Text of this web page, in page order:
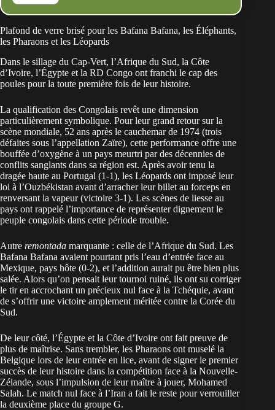
Plafond de verre brisé pour les Bafana Bafana, les Éléphants,
les Pharaons et les Léopards
Dans le sillage du Cap-Vert, l’Afrique du Sud, la Côte
d’Ivoire, l’Égypte et la RD Congo ont franchi le cap des
poules pour la toute première fois de leur histoire.
La qualification des Congolais revêt une dimension
particulièrement symbolique. Pour leur grand retour sur la
scène mondiale, 52 ans après le cauchemar de 1974 (trois
défaites sous l’appellation Zaïre), cette performance offre une
bouffée d’oxygène à un pays meurtri par des décennies de
conflits sanglants dans sa région est. Après avoir tenu la
dragée haute au Portugal (1-1), les Léopards ont imposé leur
loi à l’Ouzbékistan avant d’arracher leur billet au forceps en
renversant la vapeur (victoire 3-1). Les scènes de liesse au
pays ont rappelé l’importance de représenter dignement le
peuple congolais dans cette période trouble.
Autre remontada marquante : celle de l’Afrique du Sud. Les
Bafana Bafana avaient pourtant pris l’eau d’entrée face au
Mexique, pays hôte (0-2), et l’addition aurait pu être bien plus
salée. Alors qu’on pensait leur tournoi ruiné, ils ont su corriger
le tir en accrochant un précieux nul face à la Tchéquie, avant
de s’offrir une victoire amplement méritée contre la Corée du
Sud.
De leur côté, l’Égypte et la Côte d’Ivoire ont fait preuve de
plus de maîtrise. Sans trembler, les Pharaons ont muselé la
Belgique lors de leur entrée en lice, avant de signer le premier
succès de leur histoire dans la compétition face à la Nouvelle-
Zélande, sous l’impulsion de leur maître à jouer, Mohamed
Salah. Le match nul face à l’Iran a fait le reste pour verrouiller
la deuxième place du groupe G.